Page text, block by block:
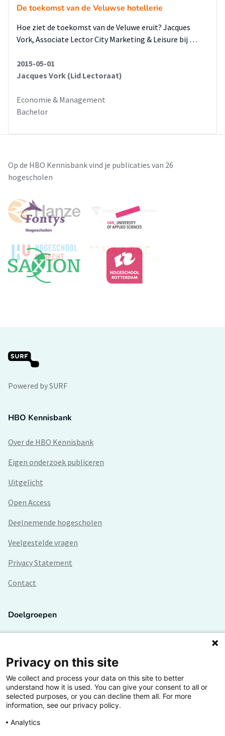
De toekomst van de Veluwse hotellerie
Hoe ziet de toekomst van de Veluwe eruit? Jacques
Vork, Associate Lector City Marketing & Leisure bij …
2015-05-01
Jacques Vork (Lid Lectoraat)
Economie & Management
Bachelor
Op de HBO Kennisbank vind je publicaties van 26
hogescholen
Powered by SURF
HBO Kennisbank
Over de HBO Kennisbank
Eigen onderzoek publiceren
Uitgelicht
Open Access
Deelnemende hogescholen
Veelgestelde vragen
Privacy Statement
Contact
Doelgroepen
Lectoren en onderzoekers
Bedrijven
Hogescholen
Privacy on this site
We collect and process your data on this site to better
understand how it is used. You can give your consent to all or
selected purposes, or you can decline them all. For more
information, see our privacy policy.
Analytics